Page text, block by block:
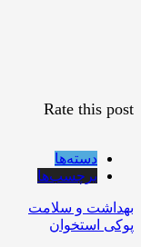
Rate this post
دسته‌ها
برچسب‌ها
بهداشت و سلامت
پوکی استخوان